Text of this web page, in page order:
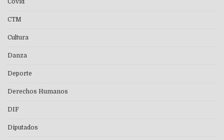
Covid
CTM
Cultura
Danza
Deporte
Derechos Humanos
DIF
Diputados